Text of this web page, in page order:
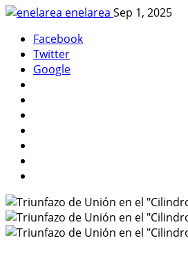
enelarea Sep 1, 2025
Facebook
Twitter
Google